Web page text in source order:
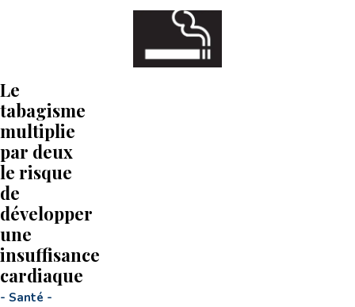
Le
tabagisme
multiplie
par deux
le risque
de
développer
une
insuffisance
cardiaque
- Santé -